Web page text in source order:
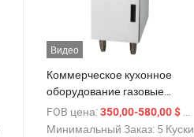
Видео
Коммерческое кухонное
оборудование газовые
фритюрницы
FOB цена: 350,00-580,00 $
Минимальный Заказ: 5 Куски